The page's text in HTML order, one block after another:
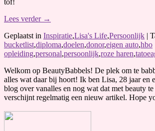
tof!
Lees verder →
Geplaatst in Inspiratie,Lisa's Life,Persoonlijk |
bucketlist,diploma,doelen,donor,eigen auto,hbo
opleiding,personal,persoonlijk,roze haren,
Welkom op BeautyBabbels! De plek om te
alles wat daar bij hoort! Ik ben Lisa, 28 jaar en
blog over vanalles en nog wat dat met beauty
verschijnt regelmatig een nieuw artikel. Hope